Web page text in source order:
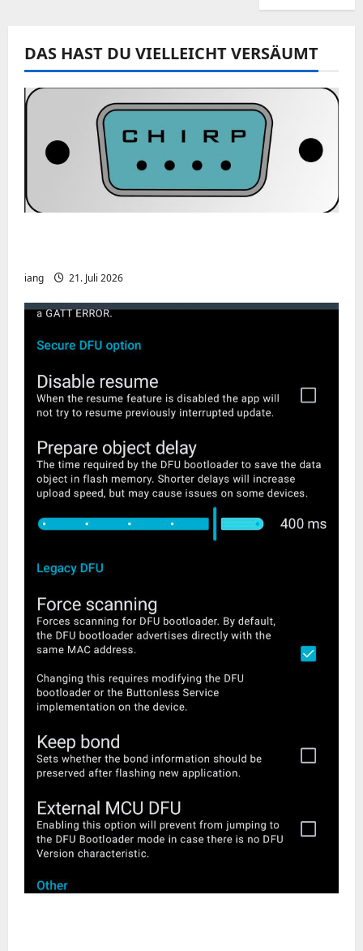
DAS HAST DU VIELLEICHT VERSÄUMT
iang 21. Juli 2026